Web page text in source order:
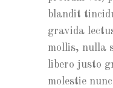
blandit
gravida
mollis, nulla
libero justo
molestie